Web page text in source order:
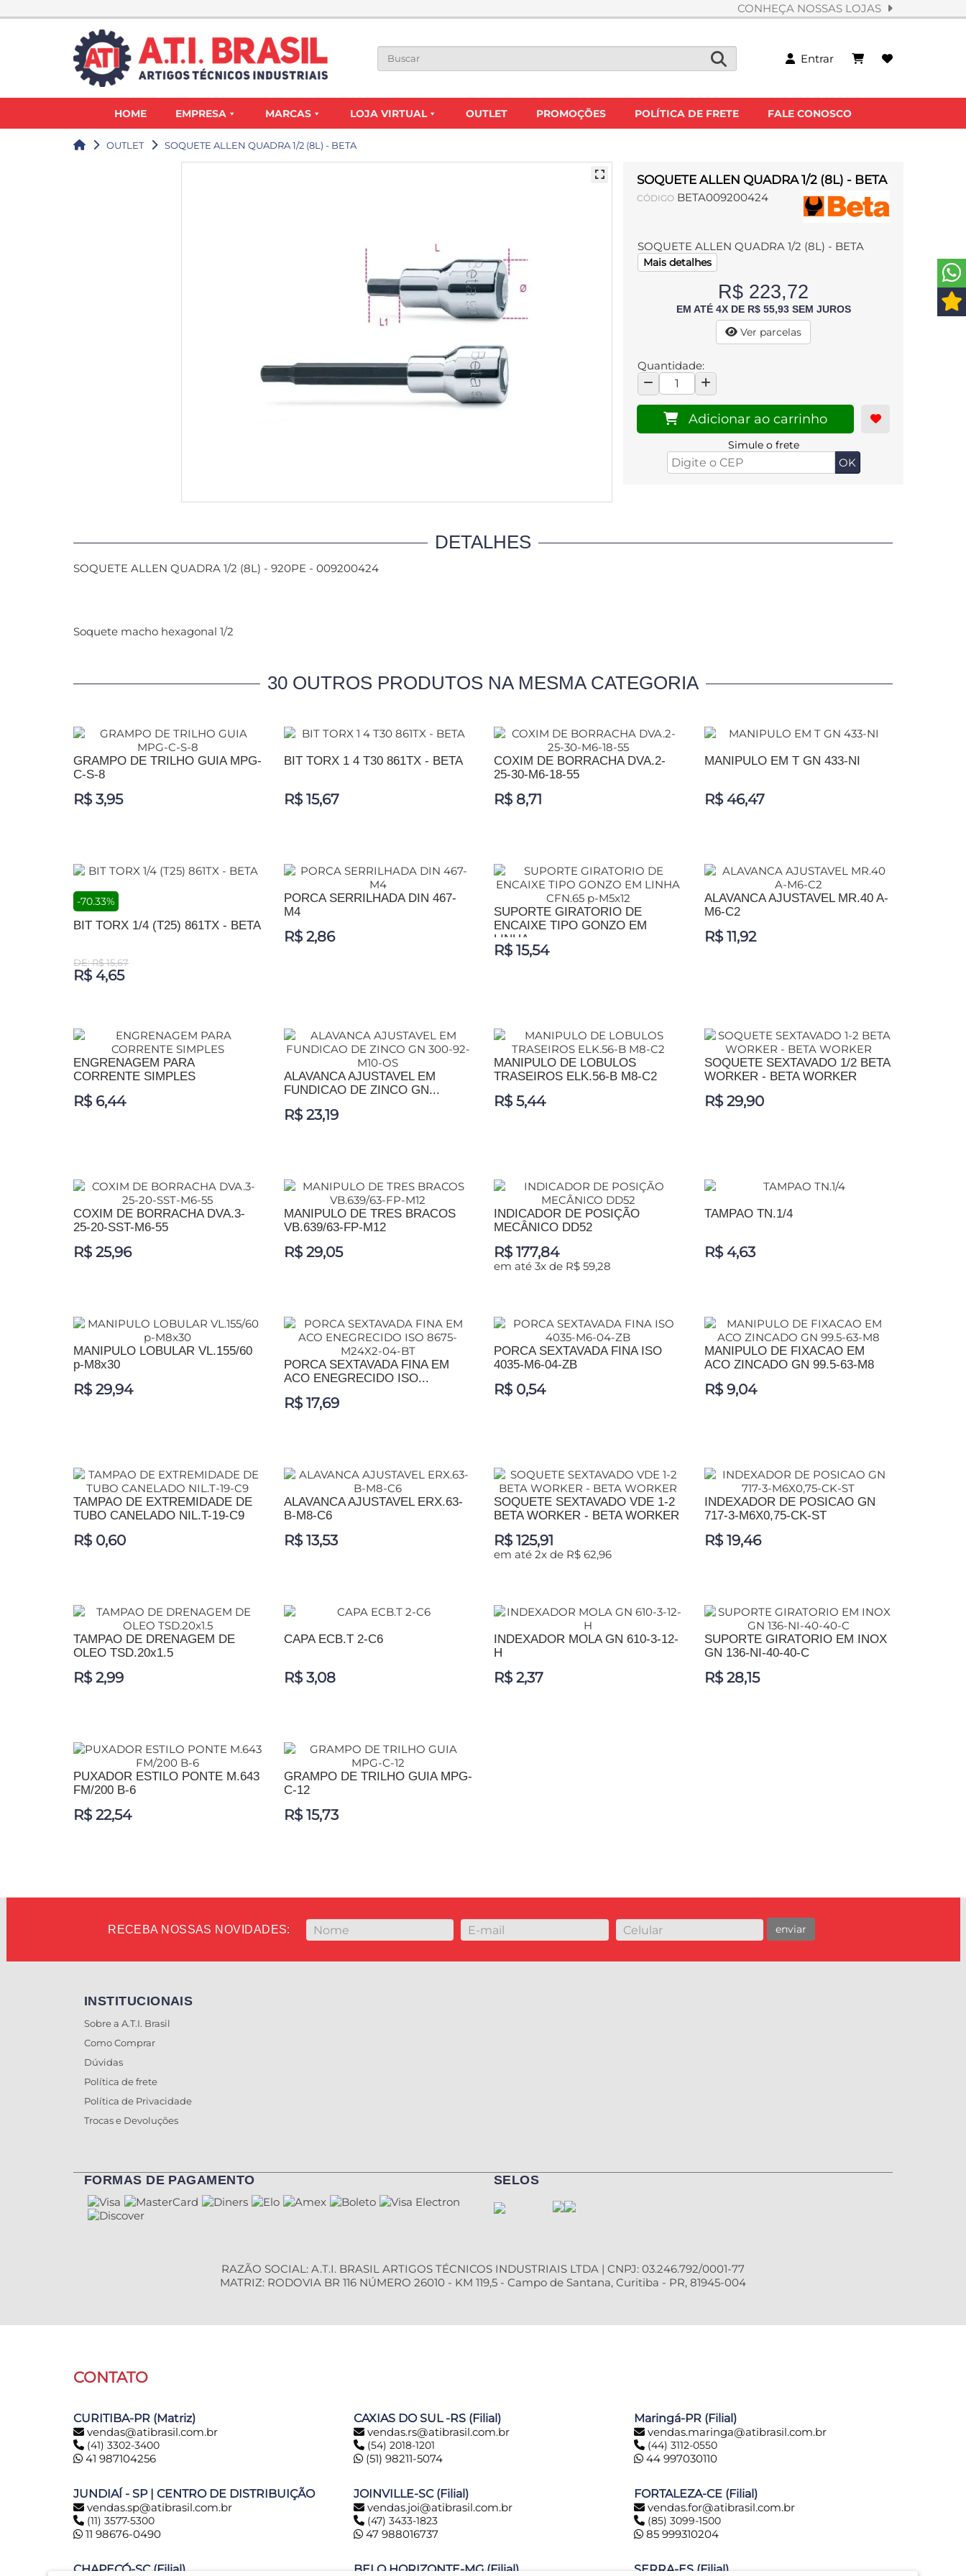
CONHEÇA NOSSAS LOJAS
Entrar
HOME EMPRESA MARCAS LOJA VIRTUAL OUTLET PROMOÇÕES POLÍTICA DE FRETE FALE CONOSCO
OUTLET SOQUETE ALLEN QUADRA 1/2 (8L) - BETA
SOQUETE ALLEN QUADRA 1/2 (8L) - BETA
CÓDIGO BETA009200424
SOQUETE ALLEN QUADRA 1/2 (8L) - BETA
Mais detalhes
R$ 223,72
EM ATÉ 4X DE R$ 55,93 SEM JUROS
Ver parcelas
Quantidade:
Adicionar ao carrinho
Simule o frete
DETALHES
SOQUETE ALLEN QUADRA 1/2 (8L) - 920PE - 009200424
Soquete macho hexagonal 1/2
30 OUTROS PRODUTOS NA MESMA CATEGORIA
GRAMPO DE TRILHO GUIA MPG-
C-S-8
R$ 3,95
BIT TORX 1 4 T30 861TX - BETA
R$ 15,67
COXIM DE BORRACHA DVA.2-
25-30-M6-18-55
R$ 8,71
MANIPULO EM T GN 433-NI
R$ 46,47
-70.33%
BIT TORX 1/4 (T25) 861TX - BETA
DE: R$ 15,67
R$ 4,65
PORCA SERRILHADA DIN 467-
M4
R$ 2,86
SUPORTE GIRATORIO DE
ENCAIXE TIPO GONZO EM
LINHA...
R$ 15,54
ALAVANCA AJUSTAVEL MR.40 A-
M6-C2
R$ 11,92
ENGRENAGEM PARA
CORRENTE SIMPLES
R$ 6,44
ALAVANCA AJUSTAVEL EM
FUNDICAO DE ZINCO GN...
R$ 23,19
MANIPULO DE LOBULOS
TRASEIROS ELK.56-B M8-C2
R$ 5,44
SOQUETE SEXTAVADO 1/2 BETA
WORKER - BETA WORKER
R$ 29,90
COXIM DE BORRACHA DVA.3-
25-20-SST-M6-55
R$ 25,96
MANIPULO DE TRES BRACOS
VB.639/63-FP-M12
R$ 29,05
INDICADOR DE POSIÇÃO
MECÂNICO DD52
R$ 177,84
em até 3x de R$ 59,28
TAMPAO TN.1/4
R$ 4,63
MANIPULO LOBULAR VL.155/60
p-M8x30
R$ 29,94
PORCA SEXTAVADA FINA EM
ACO ENEGRECIDO ISO...
R$ 17,69
PORCA SEXTAVADA FINA ISO
4035-M6-04-ZB
R$ 0,54
MANIPULO DE FIXACAO EM
ACO ZINCADO GN 99.5-63-M8
R$ 9,04
TAMPAO DE EXTREMIDADE DE
TUBO CANELADO NIL.T-19-C9
R$ 0,60
ALAVANCA AJUSTAVEL ERX.63-
B-M8-C6
R$ 13,53
SOQUETE SEXTAVADO VDE 1-2
BETA WORKER - BETA WORKER
R$ 125,91
em até 2x de R$ 62,96
INDEXADOR DE POSICAO GN
717-3-M6X0,75-CK-ST
R$ 19,46
TAMPAO DE DRENAGEM DE
OLEO TSD.20x1.5
R$ 2,99
CAPA ECB.T 2-C6
R$ 3,08
INDEXADOR MOLA GN 610-3-12-
H
R$ 2,37
SUPORTE GIRATORIO EM INOX
GN 136-NI-40-40-C
R$ 28,15
PUXADOR ESTILO PONTE M.643
FM/200 B-6
R$ 22,54
GRAMPO DE TRILHO GUIA MPG-
C-12
R$ 15,73
RECEBA NOSSAS NOVIDADES: enviar
INSTITUCIONAIS
Sobre a A.T.I. Brasil
Como Comprar
Dúvidas
Política de frete
Política de Privacidade
Trocas e Devoluções
FORMAS DE PAGAMENTO SELOS
RAZÃO SOCIAL: A.T.I. BRASIL ARTIGOS TÉCNICOS INDUSTRIAIS LTDA | CNPJ: 03.246.792/0001-77
MATRIZ: RODOVIA BR 116 NÚMERO 26010 - KM 119,5 - Campo de Santana, Curitiba - PR, 81945-004
CONTATO
CURITIBA-PR (Matriz)
vendas@atibrasil.com.br
(41) 3302-3400
41 987104256
CAXIAS DO SUL -RS (Filial)
vendas.rs@atibrasil.com.br
(54) 2018-1201
(51) 98211-5074
Maringá-PR (Filial)
vendas.maringa@atibrasil.com.br
(44) 3112-0550
44 997030110
JUNDIAÍ - SP | CENTRO DE DISTRIBUIÇÃO
vendas.sp@atibrasil.com.br
(11) 3577-5300
11 98676-0490
JOINVILLE-SC (Filial)
vendas.joi@atibrasil.com.br
(47) 3433-1823
47 988016737
FORTALEZA-CE (Filial)
vendas.for@atibrasil.com.br
(85) 3099-1500
85 999310204
CHAPECÓ-SC (Filial) BELO HORIZONTE-MG (Filial) SERRA-ES (Filial)